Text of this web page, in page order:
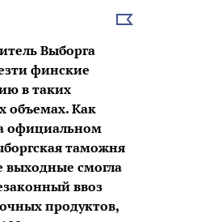
Выбрать
Выборга
финские
в таких
объемах. Как
официальном
таможня
смогла
ввоз
продуктов,